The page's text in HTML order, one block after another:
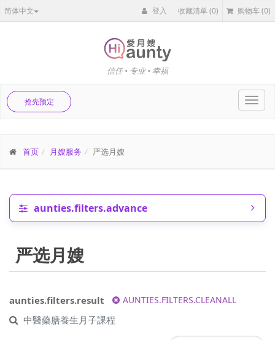
简体中文 登入 收藏清单(0) 购物车(0)
信任 • 专业 • 幸福
抢先预定
首页 月嫂服务 严选月嫂
aunties.filters.advance
严选月嫂
aunties.filters.result AUNTIES.FILTERS.CLEANALL
中醫藥膳養生月子課程